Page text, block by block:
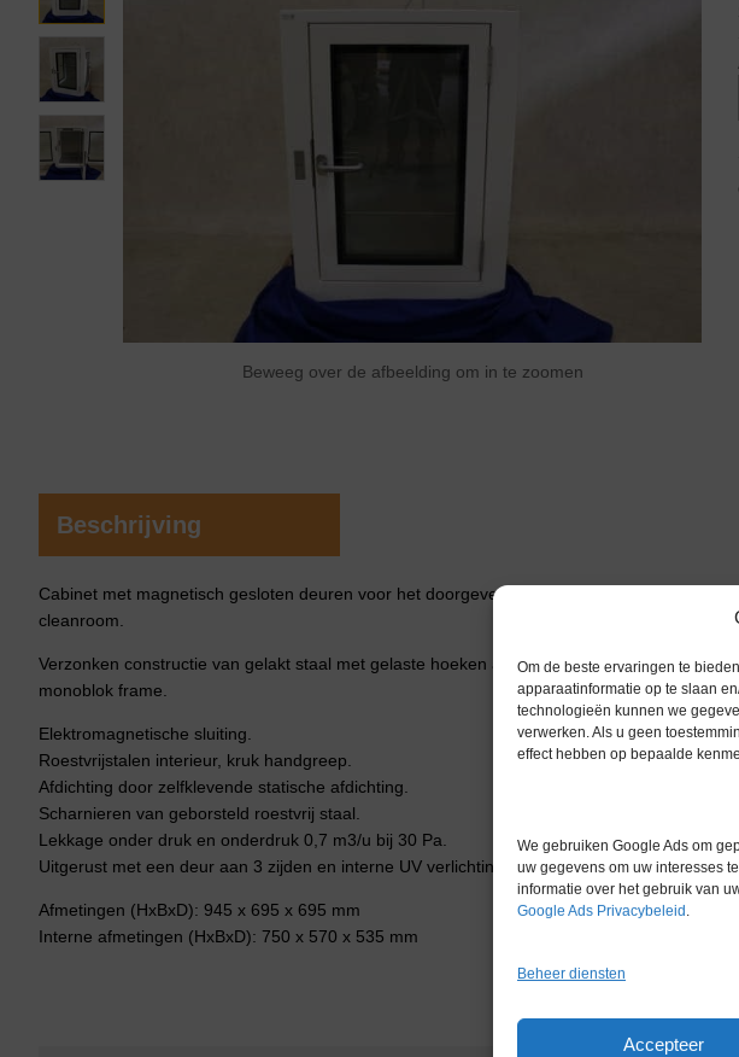
Om de beste ervaringen te
apparaatinformatie op te slaan
technologieën kunnen we
verwerken. Als u geen
effect hebben op bepaalde
We gebruiken Google Ads om
uw gegevens om uw interesses
informatie over het gebruik van
Google Ads Privacybeleid .
Beheer diensten
Accepteer
Beweeg over de afbeelding om in te zoomen
Beschrijving
Cabinet met magnetisch gesloten deuren voor het doorgeven van materialen in en uit een
cleanroom.
Verzonken constructie van gelakt staal met gelaste hoeken aan 4 zijden gemonteerd op een
monoblok frame.
Elektromagnetische sluiting.
Roestvrijstalen interieur, kruk handgreep.
Afdichting door zelfklevende statische afdichting.
Scharnieren van geborsteld roestvrij staal.
Lekkage onder druk en onderdruk 0,7 m3/u bij 30 Pa.
Uitgerust met een deur aan 3 zijden en interne UV verlichting.
Afmetingen (HxBxD): 945 x 695 x 695 mm
Interne afmetingen (HxBxD): 750 x 570 x 535 mm